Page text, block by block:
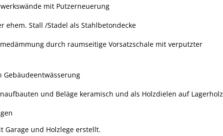
mit Putzerneuerung
ehem. Stall /Stadel als Stahlbetondecke
durch raumseitige Vorsatzschale mit verputzter
Gebäudeentwässerung
und Beläge keramisch und als Holzdielen auf Lagerholz
Garage und Holzlege erstellt.